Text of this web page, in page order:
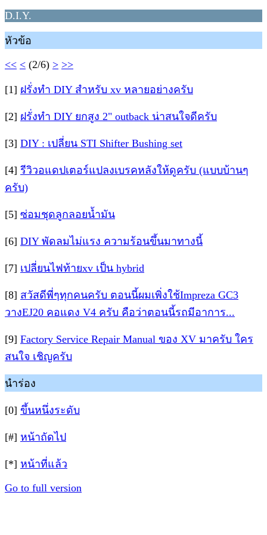
D.I.Y.
หัวข้อ
<< < (2/6) > >>
[1] ฝรั่งทำ DIY สำหรับ xv หลายอย่างครับ
[2] ฝรั่งทำ DIY ยกสูง 2" outback น่าสนใจดีครับ
[3] DIY : เปลี่ยน STI Shifter Bushing set
[4] รีวิวอแดปเตอร์แปลงเบรคหลังให้ดูครับ (แบบบ้านๆ
ครับ)
[5] ซ่อมชุดลูกลอยน้ำมัน
[6] DIY พัดลมไม่แรง ความร้อนขึ้นมาทางนี้
[7] เปลี่ยนไฟท้ายxv เป็น hybrid
[8] สวัสดีพี่ๆทุกคนครับ ตอนนี้ผมเพิ่งใช้Impreza GC3
วางEJ20 คอแดง V4 ครับ คือว่าตอนนี้รถมีอาการ...
[9] Factory Service Repair Manual ของ XV มาครับ ใคร
สนใจ เชิญครับ
นำร่อง
[0] ขึ้นหนึ่งระดับ
[#] หน้าถัดไป
[*] หน้าที่แล้ว
Go to full version